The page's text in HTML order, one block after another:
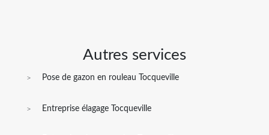
Autres services
Pose de gazon en rouleau Tocqueville
Entreprise élagage Tocqueville